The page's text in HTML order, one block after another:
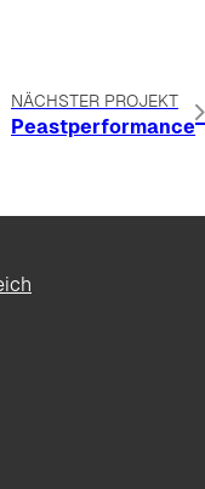
NÄCHSTER PROJEKT
Peastperformance